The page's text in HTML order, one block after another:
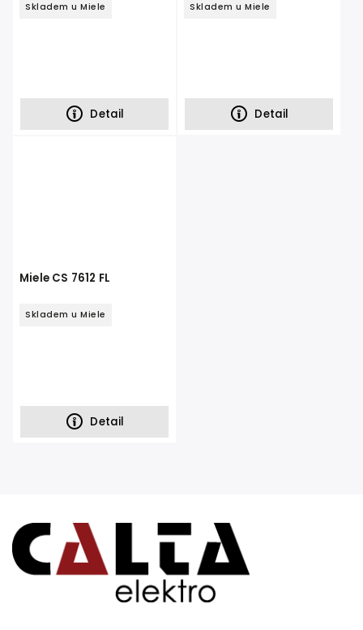
Skladem u Miele
Detail
Skladem u Miele
Detail
Miele CS 7612 FL
Skladem u Miele
Detail